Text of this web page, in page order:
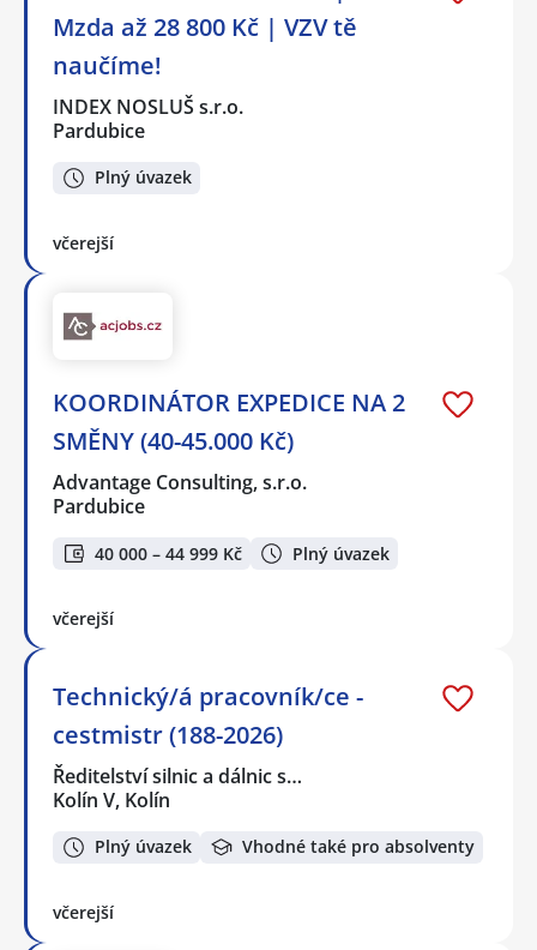
Mzda až 28 800 Kč | VZV tě
naučíme!
INDEX NOSLUŠ s.r.o.
Pardubice
Plný úvazek
včerejší
KOORDINÁTOR EXPEDICE NA 2
SMĚNY (40-45.000 Kč)
Advantage Consulting, s.r.o.
Pardubice
40 000 – 44 999 Kč Plný úvazek
včerejší
Technický/á pracovník/ce -
cestmistr (188-2026)
Ředitelství silnic a dálnic s…
Kolín V, Kolín
Plný úvazek Vhodné také pro absolventy
včerejší